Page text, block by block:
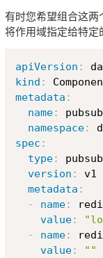
有时您希望组合这
将作用域指定给特定
apiVersion :
kind :
metadata :
name:
pubsub
namespace:
spec :
type:
version :
v1
metadata :
-
name:
value:
-
name:
value:
""